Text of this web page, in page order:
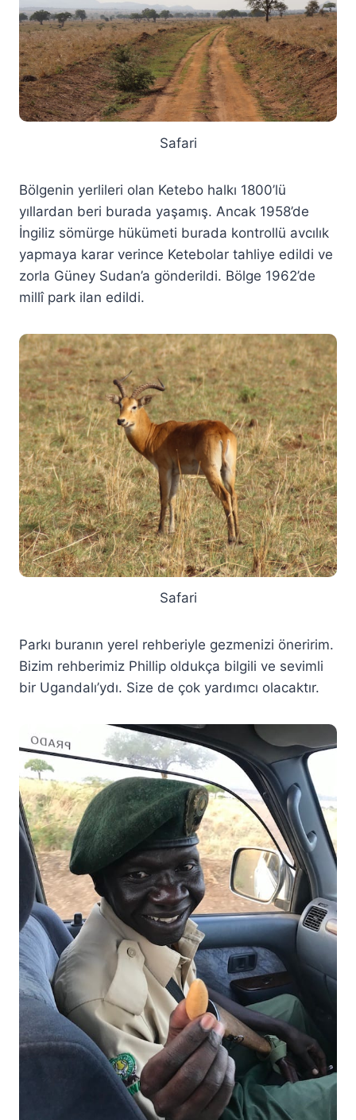
Safari
Bölgenin yerlileri olan Ketebo halkı 1800’lü
yıllardan beri burada yaşamış. Ancak 1958’de
İngiliz sömürge hükümeti burada kontrollü avcılık
yapmaya karar verince Ketebolar tahliye edildi ve
zorla Güney Sudan’a gönderildi. Bölge 1962’de
millî park ilan edildi.
Safari
Parkı buranın yerel rehberiyle gezmenizi öneririm.
Bizim rehberimiz Phillip oldukça bilgili ve sevimli
bir Ugandalı’ydı. Size de çok yardımcı olacaktır.